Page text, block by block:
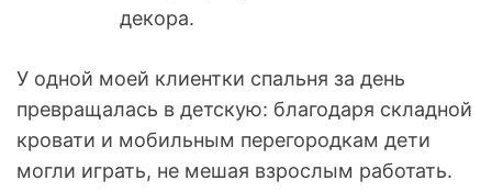
декора.
У одной моей клиентки спальня за день
превращалась в детскую: благодаря складной
кровати и мобильным перегородкам дети
могли играть, не мешая взрослым работать.